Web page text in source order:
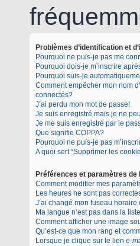
Problèmes d’identification et
Pourquoi ne puis-je pas me
Pourquoi dois-je m’inscrire
Pourquoi suis-je
Comment empêcher mon nom
connectés?
J’ai perdu mon mot de passe!
Je suis enregistré mais je ne
Je me suis enregistré par le
Que signifie COPPA?
Pourquoi ne puis-je pas
A quoi sert “Supprimer les
Préférences et paramètres de
Comment modifier mes
Les heures ne sont pas
J’ai changé mon fuseau horaire
Ma langue n’est pas dans la
Comment afficher une image
Qu’est-ce que mon rang et
Lorsque je clique sur le lien e-